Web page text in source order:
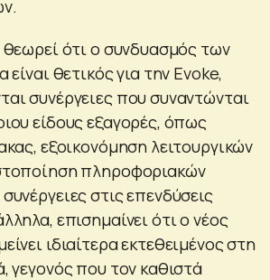
ότι ο συνδυασμός των
θετικός για την Evoke,
συνέργειες που συναντώνται
είδους εξαγορές, όπως
εξοικονόμηση λειτουργικών
πληροφοριακών
στις επενδύσεις
επισημαίνει ότι ο νέος
ιδιαίτερα εκτεθειμένος στη
γεγονός που τον καθιστά